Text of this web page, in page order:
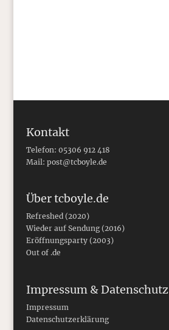
Kontakt
Telefon: 05306 912 418
Mail: post@tcboyle.de
Über tcboyle.de
Refreshed (2020)
Wieder auf Sendung (2016)
Eröffnungsparty (2003)
Out of .de
Impressum & Datenschutz
Impressum
Datenschutzerklärung